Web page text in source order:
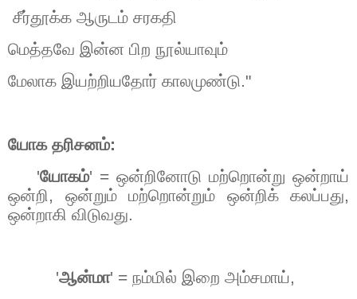
சீர்தூக்க ஆருடம் சரகதி
மெத்தவே இன்ன பிற நூல்யாவும்
மேலாக இயற்றியதோர் காலமுண்டு."
யோக தரிசனம்:
'யோகம்' = ஒன்றினோடு மற்றொன்று ஒன்றாய்
ஒன்றி, ஒன்றும் மற்றொன்றும் ஒன்றிக் கலப்பது,
ஒன்றாகி விடுவது.
'ஆன்மா' = நம்மில் இறை அம்சமாய்,